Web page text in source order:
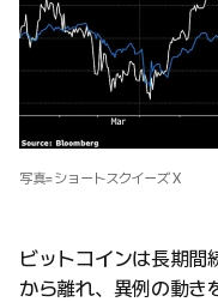
写真=ショートスクイーズ X
ビットコインは長期間
から離れ、異例の動き